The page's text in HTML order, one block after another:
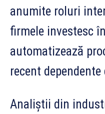
anumite roluri
firmele investesc
automatizează
recent
Analiștii din